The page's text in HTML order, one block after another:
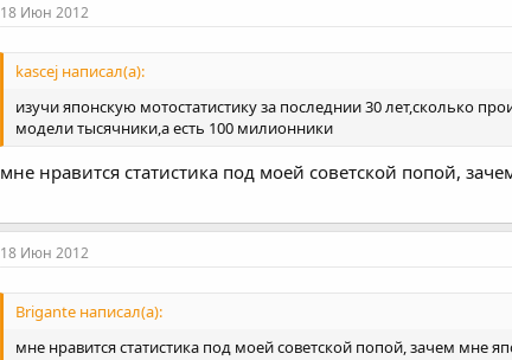
18 Июн 2012
kascej написал(а):
изучи японскую мотостатистику за последнии 30 лет,сколько
модели тысячники,а есть 100 милионники
мне нравится статистика под моей советской попой,
18 Июн 2012
Brigante написал(а):
мне нравится статистика под моей советской попой, зачем мне